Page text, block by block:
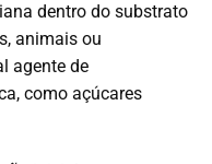
dentro do substrato
animais ou
agente de
como açúcares